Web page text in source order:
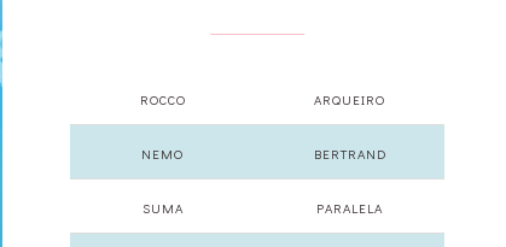
ROCCO ARQUEIRO
NEMO BERTRAND
SUMA PARALELA